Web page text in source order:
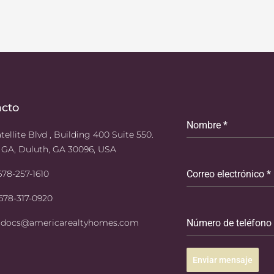
Blvd , Building 400 Suite 550.
Duluth, GA 30096, USA
257-1610
317-0920
Nombre *
Correo electrónico *
Número de teléfono
Enviar mensaje